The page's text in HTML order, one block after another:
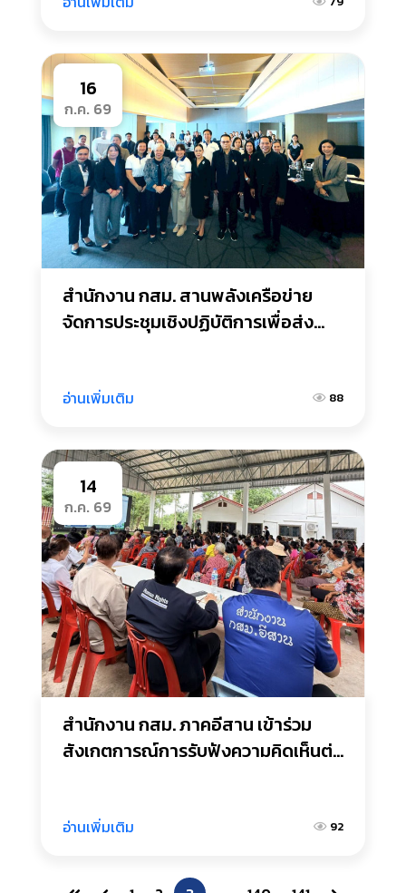
16
ก.ค. 69
สำนักงาน กสม. สานพลังเครือข่าย
จัดการประชุมเชิงปฏิบัติการเพื่อส่ง
ภูเก็ต
อ่านเพิ่มเติม 88
14
ก.ค. 69
สำนักงาน กสม. ภาคอีสาน เข้าร่วม
สังเกตการณ์การรับฟังความคิดเห็นต่อ
อ่านเพิ่มเติม 92